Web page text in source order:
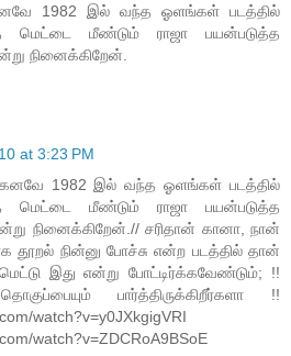
1982 இல் வந்த ஓளங்கள் படத்தில்
மெட்டை மீண்டும் ராஜா பயன்படுத்த
நினைக்கிறேன்.
at 3:23 PM
1982 இல் வந்த ஓளங்கள் படத்தில்
மெட்டை மீண்டும் ராஜா பயன்படுத்த
நினைக்கிறேன்.// சரிதான் கானா, நான்
தூறல் நின்னு போச்சு என்ற படத்தில் தான்
இது என்று போட்டிர்க்கவேண்டும்; !!
பார்த்திருக்கிறீர்களா !!
watch?v=y0JXkgigVRI
watch?v=ZDCRoA9BSoE